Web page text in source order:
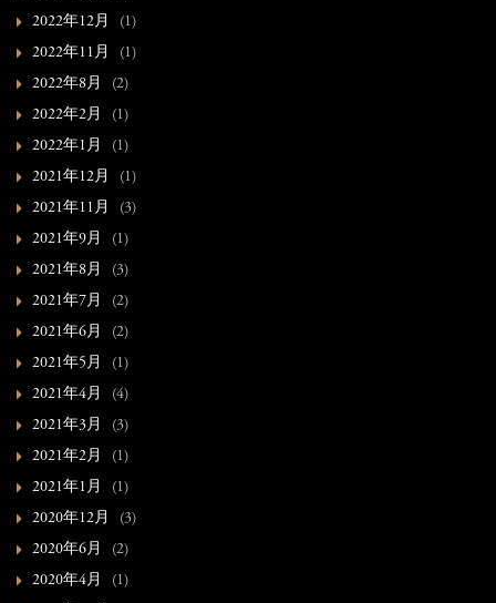
2022年12月
(1)
2022年11月
(1)
2022年8月
(2)
2022年2月
(1)
2022年1月
(1)
2021年12月
(1)
2021年11月
(3)
2021年9月
(1)
2021年8月
(3)
2021年7月
(2)
2021年6月
(2)
2021年5月
(1)
2021年4月
(4)
2021年3月
(3)
2021年2月
(1)
2021年1月
(1)
2020年12月
(3)
2020年6月
(2)
2020年4月
(1)